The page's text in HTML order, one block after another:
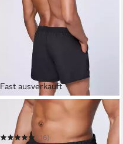
Fast ausverkauft
CHIEMSEE
Badeshorts
(16)